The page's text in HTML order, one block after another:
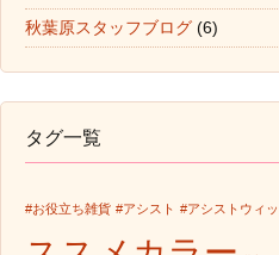
秋葉原スタッフブログ (6)
タグ一覧
#お役立ち雑貨 #アシスト #アシストウィ